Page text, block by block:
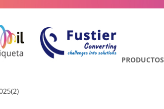
PRODUCTOS